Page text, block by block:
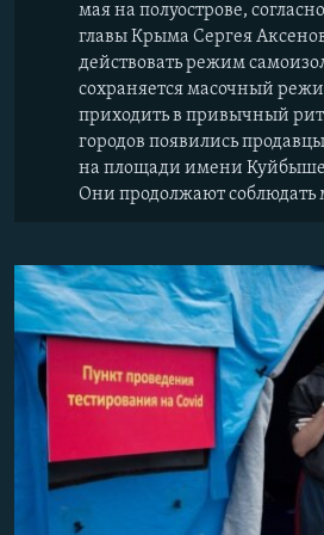
мая на полуострове,
главы Крыма Сергея
действовать режим
сохраняется масочный
приходить в привычный
городов появились
на площади имени
Они продолжают